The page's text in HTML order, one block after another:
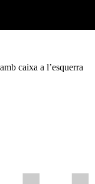
caixa a l’esquerra